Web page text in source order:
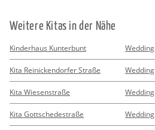
Wei­te­re Kitas in der Nähe
Kinderhaus Kunterbunt Wedding
Kita Reinickendorfer Straße Wedding
Kita Wiesenstraße Wedding
Kita Gottschedestraße Wedding